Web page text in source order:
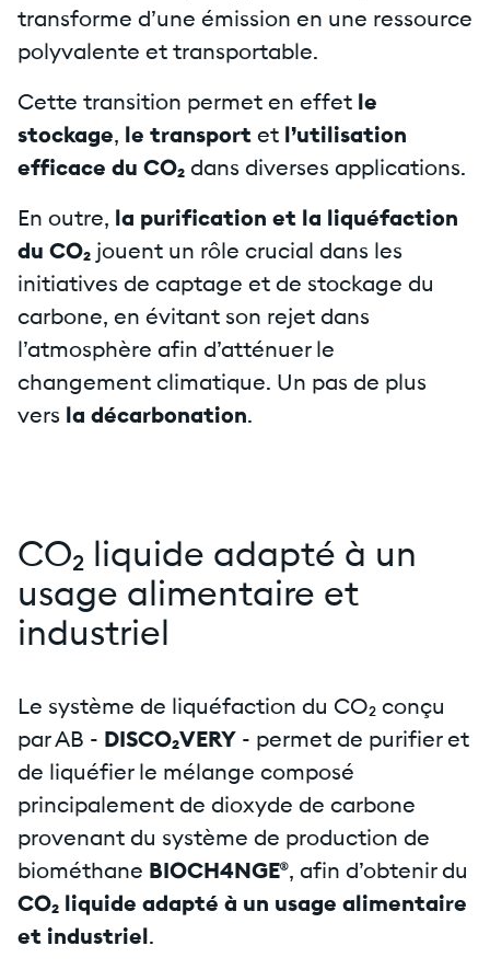
transforme d’une émission en une ressource
polyvalente et transportable.
Cette transition permet en effet le
stockage, le transport et l’utilisation
efficace du CO₂ dans diverses applications.
En outre, la purification et la liquéfaction
du CO₂ jouent un rôle crucial dans les
initiatives de captage et de stockage du
carbone, en évitant son rejet dans
l’atmosphère afin d’atténuer le
changement climatique. Un pas de plus
vers la décarbonation.
CO₂ liquide adapté à un
usage alimentaire et
industriel
Le système de liquéfaction du CO₂ conçu
par AB - DISCO₂VERY - permet de purifier et
de liquéfier le mélange composé
principalement de dioxyde de carbone
provenant du système de production de
biométhane BIOCH4NGE®, afin d’obtenir du
CO₂ liquide adapté à un usage alimentaire
et industriel .